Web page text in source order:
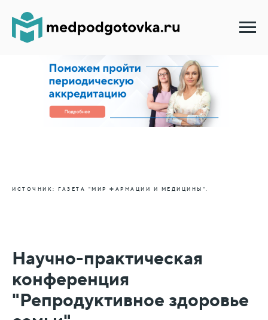
ИСТОЧНИК: ГАЗЕТА "МИР ФАРМАЦИИ И МЕДИЦИНЫ".
Научно-практическая
конференция
"Репродуктивное здоровье